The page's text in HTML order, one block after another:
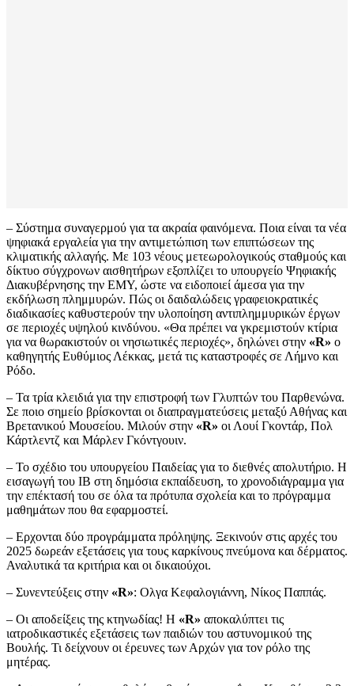
– Σύστημα συναγερμού για τα ακραία φαινόμενα. Ποια είναι τα νέα
ψηφιακά εργαλεία για την αντιμετώπιση των επιπτώσεων της
κλιματικής αλλαγής. Με 103 νέους μετεωρολογικούς σταθμούς και
δίκτυο σύγχρονων αισθητήρων εξοπλίζει το υπουργείο Ψηφιακής
Διακυβέρνησης την ΕΜΥ, ώστε να ειδοποιεί άμεσα για την
εκδήλωση πλημμυρών. Πώς οι δαιδαλώδεις γραφειοκρατικές
διαδικασίες καθυστερούν την υλοποίηση αντιπλημμυρικών έργων
σε περιοχές υψηλού κινδύνου. «Θα πρέπει να γκρεμιστούν κτίρια
για να θωρακιστούν οι νησιωτικές περιοχές», δηλώνει στην «R» ο
καθηγητής Ευθύμιος Λέκκας, μετά τις καταστροφές σε Λήμνο και
Ρόδο.
– Τα τρία κλειδιά για την επιστροφή των Γλυπτών του Παρθενώνα.
Σε ποιο σημείο βρίσκονται οι διαπραγματεύσεις μεταξύ Αθήνας και
Βρετανικού Μουσείου. Μιλούν στην «R» οι Λουί Γκοντάρ, Πολ
Κάρτλεντζ και Μάρλεν Γκόντγουιν.
– Το σχέδιο του υπουργείου Παιδείας για το διεθνές απολυτήριο. Η
εισαγωγή του ΙΒ στη δημόσια εκπαίδευση, το χρονοδιάγραμμα για
την επέκτασή του σε όλα τα πρότυπα σχολεία και το πρόγραμμα
μαθημάτων που θα εφαρμοστεί.
– Ερχονται δύο προγράμματα πρόληψης. Ξεκινούν στις αρχές του
2025 δωρεάν εξετάσεις για τους καρκίνους πνεύμονα και δέρματος.
Αναλυτικά τα κριτήρια και οι δικαιούχοι.
– Συνεντεύξεις στην «R»: Ολγα Κεφαλογιάννη, Νίκος Παππάς.
– Οι αποδείξεις της κτηνωδίας! Η «R» αποκαλύπτει τις
ιατροδικαστικές εξετάσεις των παιδιών του αστυνομικού της
Βουλής. Τι δείχνουν οι έρευνες των Αρχών για τον ρόλο της
μητέρας.